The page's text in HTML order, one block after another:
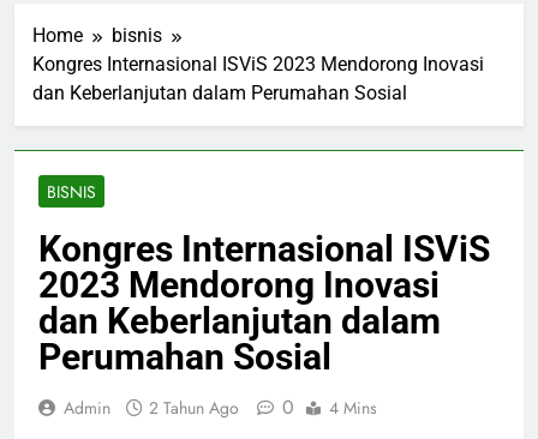
Home
bisnis
Kongres Internasional ISViS 2023 Mendorong Inovasi
dan Keberlanjutan dalam Perumahan Sosial
BISNIS
Kongres Internasional ISViS
2023 Mendorong Inovasi
dan Keberlanjutan dalam
Perumahan Sosial
Admin 2 Tahun Ago 0 4 Mins